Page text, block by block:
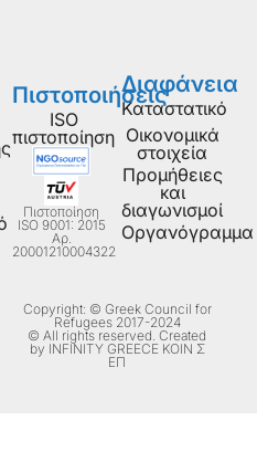
Πιστοποιήσεις
ISO
πιστοποίηση
Πιστοποίηση
ISO 9001: 2015
Aρ.
20001210004322
Διαφάνεια
Καταστατικό
Οικονομικά
στοιχεία
Προμήθειες
και
διαγωνισμοί
Οργανόγραμμα
Copyright: © Greek Council for
Refugees 2017-2024
© All rights reserved. Created
by INFINITY GREECE ΚΟΙΝ Σ
ΕΠ